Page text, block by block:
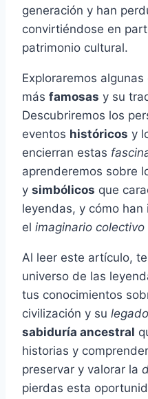
generación y han
convirtiéndose en
patrimonio cultural.
Exploraremos
más famosas y su
Descubriremos los
eventos históricos y
encierran estas
aprenderemos sobre
y simbólicos que
leyendas, y cómo han
el imaginario colectivo
Al leer este artículo,
universo de las
tus conocimientos
civilización y su legado
sabiduría ancestral
historias y
preservar y valorar la
pierdas esta